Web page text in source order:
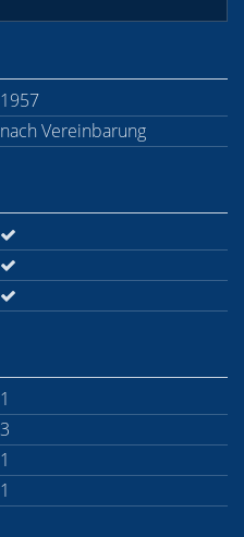
1957
nach Vereinbarung
1
3
1
1